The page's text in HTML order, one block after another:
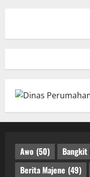
Awo (50) Bangkit
Berita Majene (49)